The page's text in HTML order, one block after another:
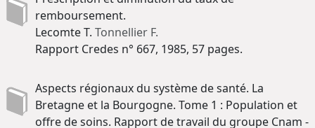
remboursement.
Lecomte T. Tonnellier F.
Rapport Credes n° 667, 1985, 57 pages.
Aspects régionaux du système de santé. La
Bretagne et la Bourgogne. Tome 1 : Population et
offre de soins. Rapport de travail du groupe Cnam -